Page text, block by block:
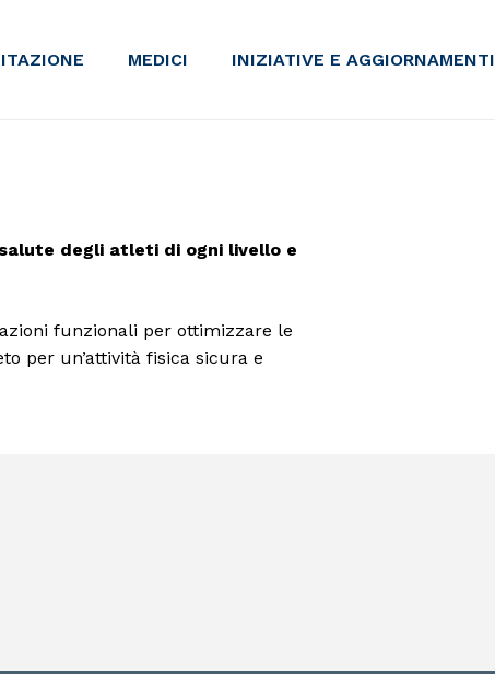
MEDICI INIZIATIVE E AGGIORNAMENTI
degli atleti di ogni livello e
funzionali per ottimizzare le
per un’attività fisica sicura e